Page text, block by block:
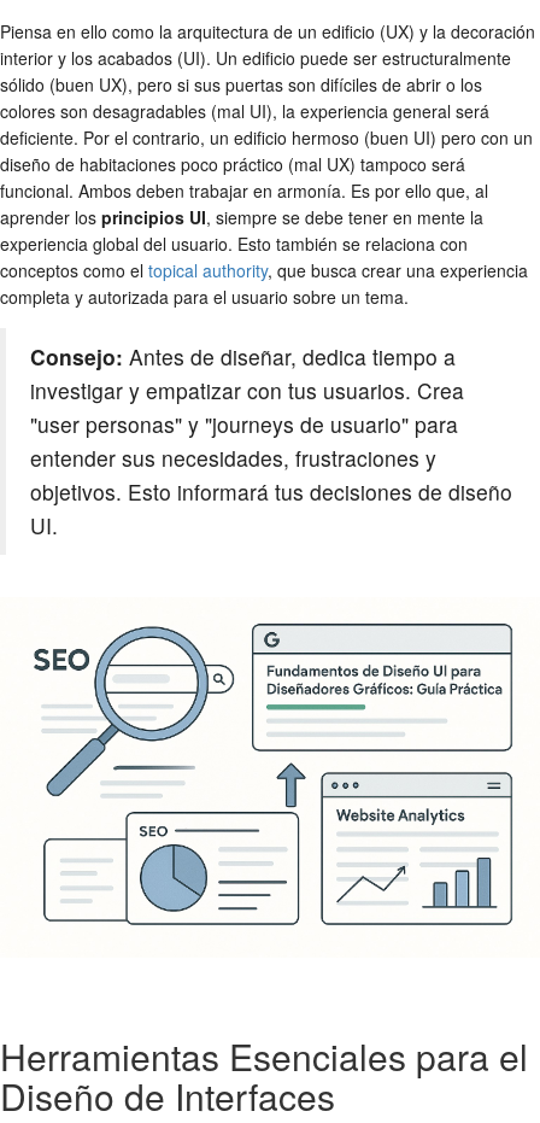
Piensa en ello como la arquitectura de un edificio (UX) y la decoración
interior y los acabados (UI). Un edificio puede ser estructuralmente
sólido (buen UX), pero si sus puertas son difíciles de abrir o los
colores son desagradables (mal UI), la experiencia general será
deficiente. Por el contrario, un edificio hermoso (buen UI) pero con un
diseño de habitaciones poco práctico (mal UX) tampoco será
funcional. Ambos deben trabajar en armonía. Es por ello que, al
aprender los principios UI, siempre se debe tener en mente la
experiencia global del usuario. Esto también se relaciona con
conceptos como el topical authority, que busca crear una experiencia
completa y autorizada para el usuario sobre un tema.
Consejo: Antes de diseñar, dedica tiempo a
investigar y empatizar con tus usuarios. Crea
"user personas" y "journeys de usuario" para
entender sus necesidades, frustraciones y
objetivos. Esto informará tus decisiones de diseño
UI.
Herramientas Esenciales para el
Diseño de Interfaces